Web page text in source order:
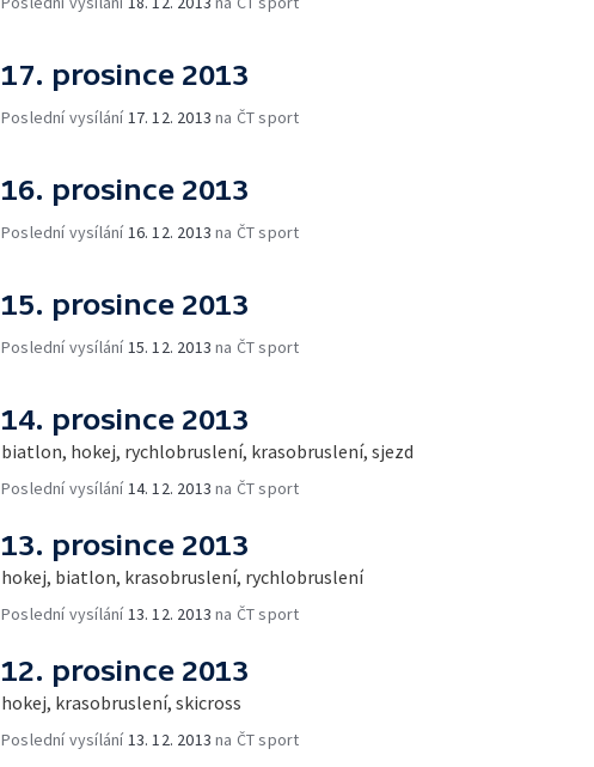
17. prosince 2013
Poslední vysílání 17. 12. 2013 na ČT sport
16. prosince 2013
Poslední vysílání 16. 12. 2013 na ČT sport
15. prosince 2013
Poslední vysílání 15. 12. 2013 na ČT sport
14. prosince 2013
biatlon, hokej, rychlobruslení, krasobruslení, sjezd
Poslední vysílání 14. 12. 2013 na ČT sport
13. prosince 2013
hokej, biatlon, krasobruslení, rychlobruslení
Poslední vysílání 13. 12. 2013 na ČT sport
12. prosince 2013
hokej, krasobruslení, skicross
Poslední vysílání 13. 12. 2013 na ČT sport